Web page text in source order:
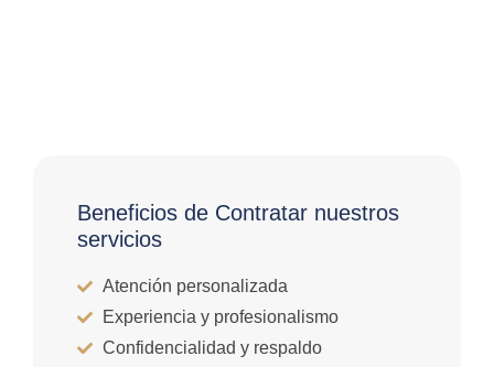
Beneficios de Contratar nuestros
servicios
Atención personalizada
Experiencia y profesionalismo
Confidencialidad y respaldo